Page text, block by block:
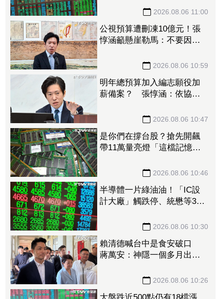
民嘆：根本是無底洞2026.08.06 11:00
公視預算遭刪凍10億元！張
惇涵籲懸崖勒馬：不要因為
2026.08.06 10:59
明年總預算加入編志願役加
薪備案？ 張惇涵：依協商
2026.08.06 10:47
是你們在撐台股？搶先開飆
帶11萬量亮燈「這檔記憶
檔概念股同噴漲停2026.08.06 10:46
半導體一片綠油油！「IC設
計大廠」觸跌停、統懋等3檔
2026.08.06 10:30
賴清德喊台中是食安破口
蔣萬安：神隱一個多月出來
2026.08.06 10:26